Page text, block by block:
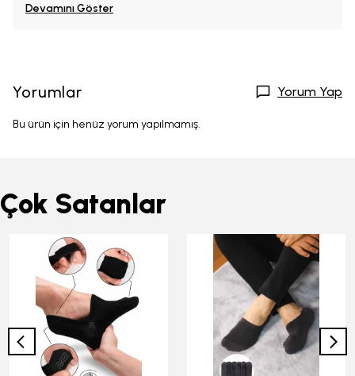
Devamını Göster
Yorumlar Yorum Yap
Bu ürün için henüz yorum yapılmamış.
Çok Satanlar